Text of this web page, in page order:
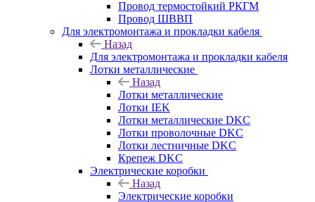
Провод термостойкий РКГМ
Провод ШВВП
Для электромонтажа и прокладки кабеля
Назад
Для электромонтажа и прокладки кабеля
Лотки металлические
Назад
Лотки металлические
Лотки IEK
Лотки металлические DKC
Лотки проволочные DKC
Лотки лестничные DKC
Крепеж DKC
Электрические коробки
Назад
Электрические коробки